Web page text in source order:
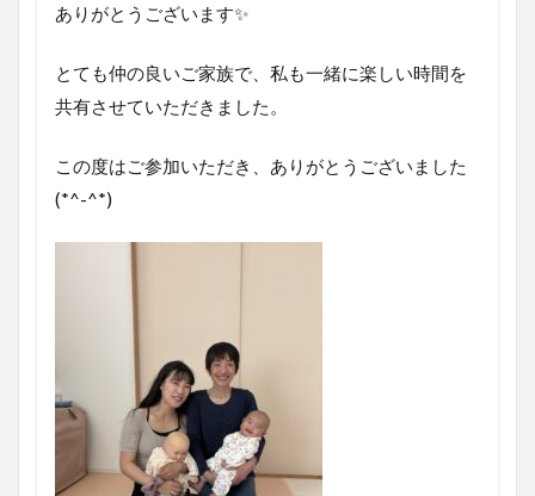
ありがとうございます✨
とても仲の良いご家族で、私も一緒に楽しい時間を
共有させていただきました。
この度はご参加いただき、ありがとうございました
(*^-^*)